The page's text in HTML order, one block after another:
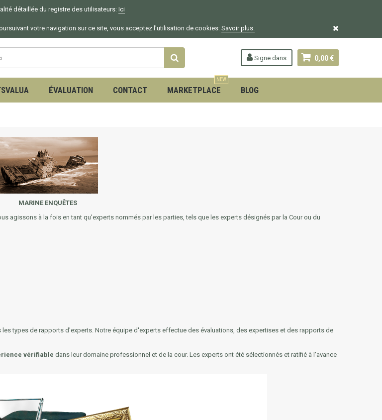
détaillée du registre des utilisateurs: Ici
votre navigation sur ce site, vous acceptez l'utilisation de cookies: Savoir plus.
0,00 €
Signe dans
ÉVALUATION CONTACT MARKETPLACE
NEW
BLOG
MARINE ENQUÊTES
agissons à la fois en tant qu'experts nommés par les parties, tels que les experts désignés par la Cour ou du
types de rapports d'experts. Notre équipe d'experts effectue des évaluations, des expertises et des rapports de
vérifiable dans leur domaine professionnel et de la cour. Les experts ont été sélectionnés et ratifié à l'avance